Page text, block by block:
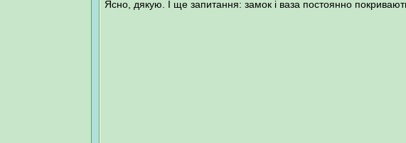
Ясно, дякую. І ще запитання: замок і ваза постоянно